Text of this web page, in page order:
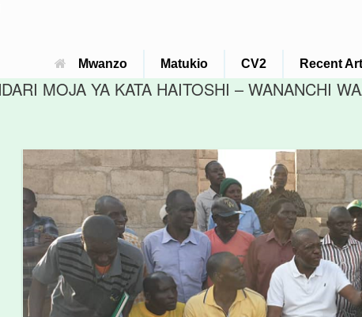
Mwanzo Matukio CV2 Recent
MOJA YA KATA HAITOSHI – WANANCHI